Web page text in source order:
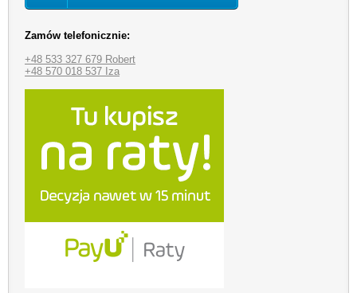
Zamów telefonicznie:
+48 533 327 679 Robert
+48 570 018 537 Iza